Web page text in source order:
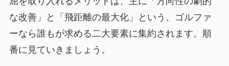
な改善」と「飛距離の最大化」という、ゴルファ
ーなら誰もが求める二大要素に集約されます。順
番に見ていきましょう。